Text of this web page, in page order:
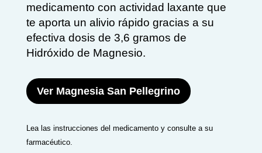
medicamento con actividad laxante que
te aporta un alivio rápido gracias a su
efectiva dosis de 3,6 gramos de
Hidróxido de Magnesio.
Ver Magnesia San Pellegrino
Lea las instrucciones del medicamento y consulte a su
farmacéutico.